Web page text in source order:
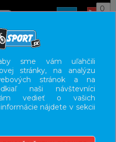
0
PANEL
MENU
sme vám uľahčili
stránky, na analýzu
stránok a na
naši návštevníci
vedieť o vašich
nájdete v sekcii